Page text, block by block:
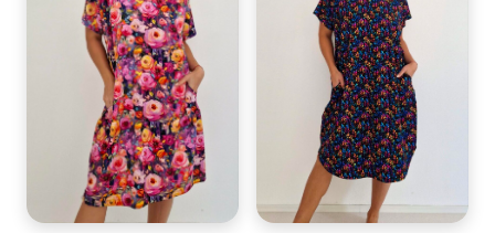
Velikost:44-50 Velikost:44-50